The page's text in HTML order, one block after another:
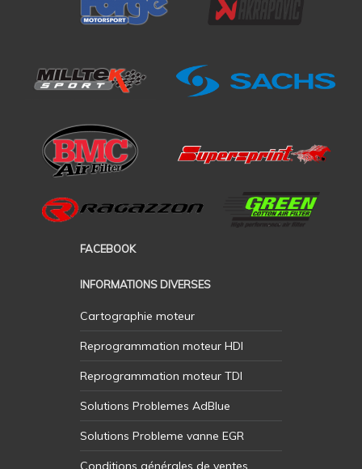
FACEBOOK
INFORMATIONS DIVERSES
Cartographie moteur
Reprogrammation moteur HDI
Reprogrammation moteur TDI
Solutions Problemes AdBlue
Solutions Probleme vanne EGR
Conditions générales de ventes